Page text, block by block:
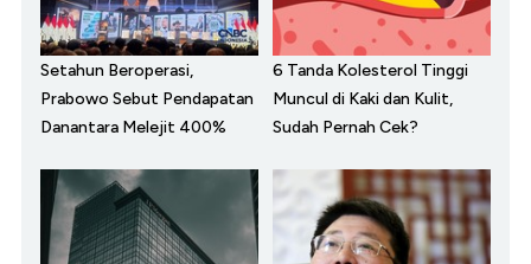
Setahun Beroperasi,
Prabowo Sebut Pendapatan
Danantara Melejit 400%
6 Tanda Kolesterol Tinggi
Muncul di Kaki dan Kulit,
Sudah Pernah Cek?